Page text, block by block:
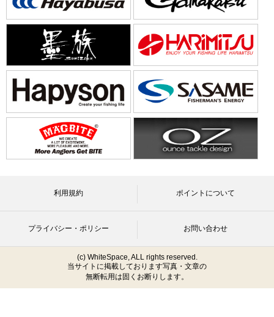
利用規約 ポイントについて
プライバシー・ポリシー お問い合わせ
(c) WhiteSpace, ALL rights reserved.
当サイトに掲載しております写真・文章の
無断転用は固くお断りします。